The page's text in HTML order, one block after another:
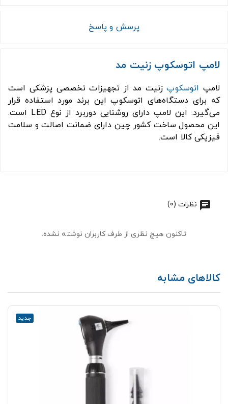
پرسش و پاسخ
لامپ اتوسکوپ زنیت مد
لامپ اتوسکوپزنیت مد از تجهیزات تخصصی پزشکی است
که برای دستگاه‌های اتوسکوپ این برند مورد استفاده قرار
می‌گیرد. این لامپ دارای روشنایی دوربرد از نوع LED است.
این محصول ساخت کشور چین دارای ضمانت اصالت و سلامت
فیزیکی کالا است.
نظرات (0)
تاکنون هیچ نظری از طرف کاربران نوشته نشده.
کالاهای مشابه
جدید